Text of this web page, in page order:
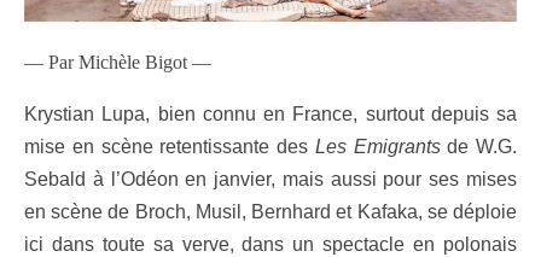
— Par Michèle Bigot —
Krystian Lupa, bien connu en France, surtout depuis sa
mise en scène retentissante des Les Emigrantsde W.G.
Sebald à l’Odéon en janvier, mais aussi pour ses mises
en scène de Broch, Musil, Bernhard et Kafaka, se déploie
ici dans toute sa verve, dans un spectacle en polonais